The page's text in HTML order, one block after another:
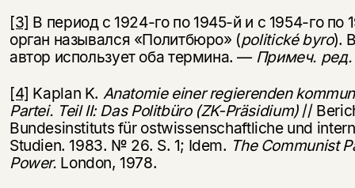
[3] В период с 1924-го по 1945-й и с 1954-го по
орган назывался «Политбюро» (politické byro).
автор использует оба термина. —Примеч. ред.
[4] Kaplan K. Anatomie einer regierenden
Partei. Teil II: Das Politbüro (ZK-Präsidium)//
Bundesinstituts für ostwissenschaftliche und
Studien. 1983. № 26. S. 1; Idem. The Communist
Power. London, 1978.